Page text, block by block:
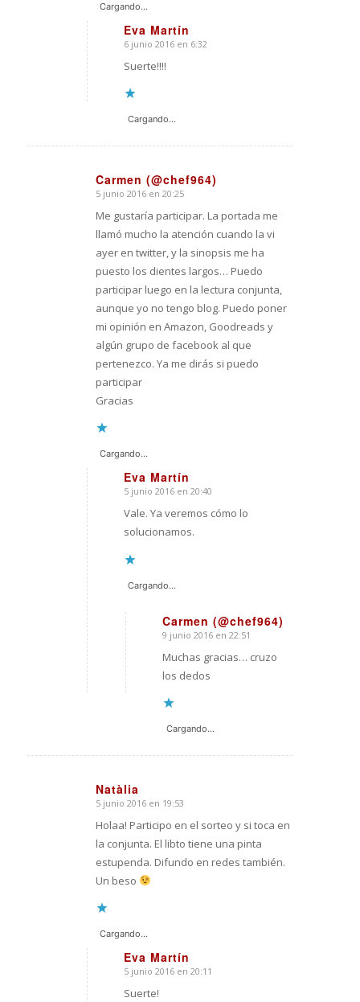
Cargando...
Eva Martín
Dice:
6 junio 2016 en 6:32
Suerte!!!!
Cargando...
Carmen (@chef964)
Dice:
5 junio 2016 en 20:25
Me gustaría participar. La portada me
llamó mucho la atención cuando la vi
ayer en twitter, y la sinopsis me ha
puesto los dientes largos… Puedo
participar luego en la lectura conjunta,
aunque yo no tengo blog. Puedo poner
mi opinión en Amazon, Goodreads y
algún grupo de facebook al que
pertenezco. Ya me dirás si puedo
participar
Gracias
Cargando...
Eva Martín
Dice:
5 junio 2016 en 20:40
Vale. Ya veremos cómo lo
solucionamos.
Cargando...
Carmen (@chef964)
Dice:
9 junio 2016 en 22:51
Muchas gracias… cruzo
los dedos
Cargando...
Natàlia
Dice:
5 junio 2016 en 19:53
Holaa! Participo en el sorteo y si toca en
la conjunta. El libto tiene una pinta
estupenda. Difundo en redes también.
Un beso
Cargando...
Eva Martín
Dice:
5 junio 2016 en 20:11
Suerte!